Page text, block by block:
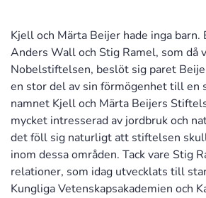
Kjell och Märta Beijer hade inga barn.
Anders Wall och Stig Ramel, som då
Nobelstiftelsen, beslöt sig paret
en stor del av sin förmögenhet till en
namnet Kjell och Märta Beijers
mycket intresserad av jordbruk och
det föll sig naturligt att stiftelsen
inom dessa områden. Tack vare Stig
relationer, som idag utvecklats till
Kungliga Vetenskapsakademien och